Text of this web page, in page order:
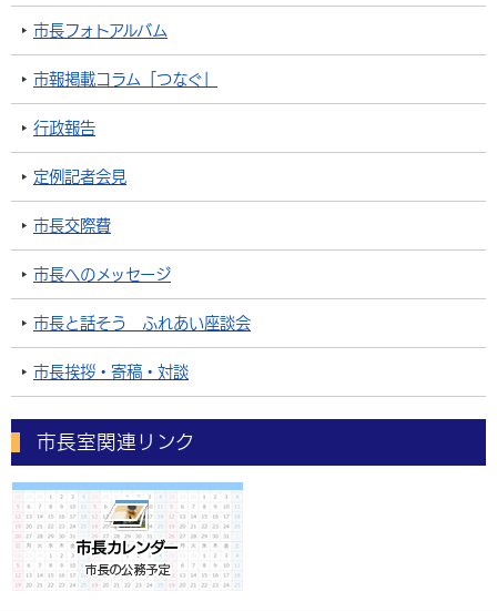
市長フォトアルバム
市報掲載コラム「つなぐ」
行政報告
定例記者会見
市長交際費
市長へのメッセージ
市長と話そう ふれあい座談会
市長挨拶・寄稿・対談
市長室関連リンク